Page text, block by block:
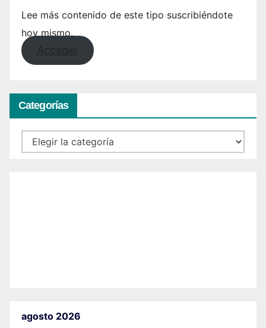
Lee más contenido de este tipo suscribiéndote
hoy mismo.
Acceder
Categorías
Categorías
agosto 2026